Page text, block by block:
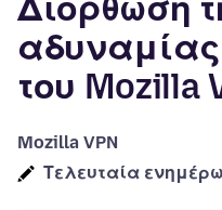
Διόρθωση
του Mozilla
Mozilla VPN
Τελευταία